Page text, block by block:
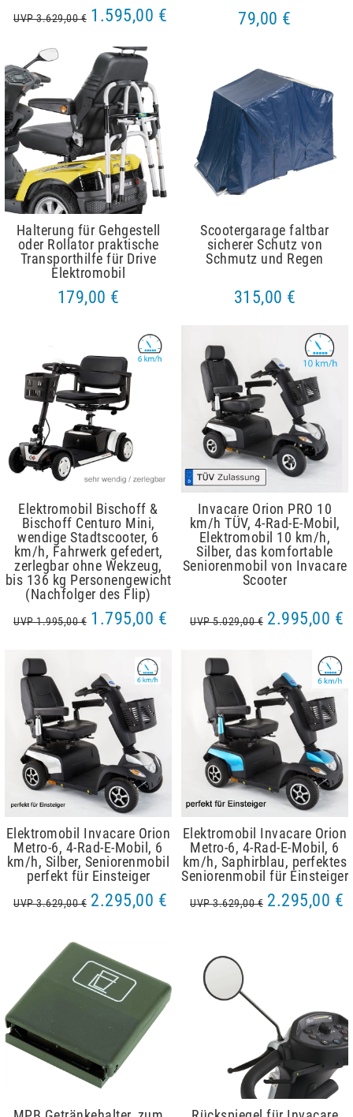
UVP 3.629,00 € 1.595,00 € 79,00 €
Halterung für Gehgestell
oder Rollator praktische
Transporthilfe für Drive
Elektromobil
179,00 €
Scootergarage faltbar
sicherer Schutz von
Schmutz und Regen
315,00 €
Elektromobil Bischoff &
Bischoff Centuro Mini,
wendige Stadtscooter, 6
km/h, Fahrwerk gefedert,
zerlegbar ohne Wekzeug,
bis 136 kg Personengewicht
(Nachfolger des Flip)
UVP 1.995,00 € 1.795,00 €
Invacare Orion PRO 10
km/h TÜV, 4-Rad-E-Mobil,
Elektromobil 10 km/h,
Silber, das komfortable
Seniorenmobil von Invacare
Scooter
UVP 5.029,00 € 2.995,00 €
Elektromobil Invacare Orion
Metro-6, 4-Rad-E-Mobil, 6
km/h, Silber, Seniorenmobil
perfekt für Einsteiger
UVP 3.629,00 € 2.295,00 €
Elektromobil Invacare Orion
Metro-6, 4-Rad-E-Mobil, 6
km/h, Saphirblau, perfektes
Seniorenmobil für Einsteiger
UVP 3.629,00 € 2.295,00 €